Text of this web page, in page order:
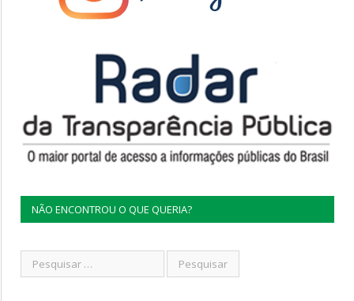
NÃO ENCONTROU O QUE QUERIA?